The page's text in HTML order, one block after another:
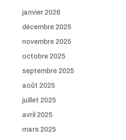
janvier 2026
décembre 2025
novembre 2025
octobre 2025
septembre 2025
août 2025
juillet 2025
avril 2025
mars 2025